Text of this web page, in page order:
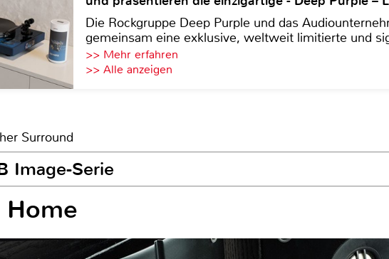
Die Rockgruppe Deep Purple und das
gemeinsam eine exklusive, weltweit limitierte und
>> Mehr erfahren
>> Alle anzeigen
Surround
Image-Serie
Home